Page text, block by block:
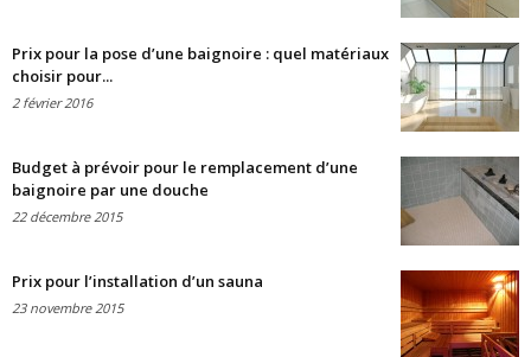
Prix pour la pose d’une baignoire : quel matériaux
choisir pour...
2 février 2016
Budget à prévoir pour le remplacement d’une
baignoire par une douche
22 décembre 2015
Prix pour l’installation d’un sauna
23 novembre 2015